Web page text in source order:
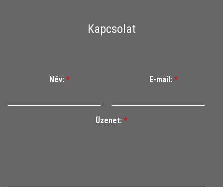
Kapcsolat
Név: * E-mail: *
Üzenet: *